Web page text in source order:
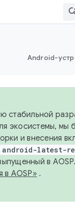
Android-
стабильной
экосистемы, мы
и внесения
android-latest-
в
в AOSP» .